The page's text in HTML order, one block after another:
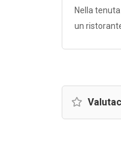
Nella
un